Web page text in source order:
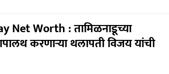
Net Worth : तामिळनाडूच्या
करणाऱ्या थलापती विजय यांची